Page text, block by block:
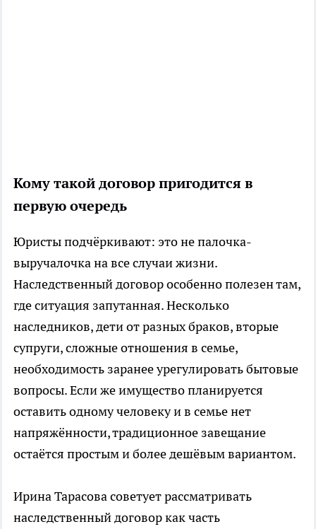
Кому такой договор пригодится в
первую очередь
Юристы подчёркивают: это не палочка-
выручалочка на все случаи жизни.
Наследственный договор особенно полезен там,
где ситуация запутанная. Несколько
наследников, дети от разных браков, вторые
супруги, сложные отношения в семье,
необходимость заранее урегулировать бытовые
вопросы. Если же имущество планируется
оставить одному человеку и в семье нет
напряжённости, традиционное завещание
остаётся простым и более дешёвым вариантом.
Ирина Тарасова советует рассматривать
наследственный договор как часть